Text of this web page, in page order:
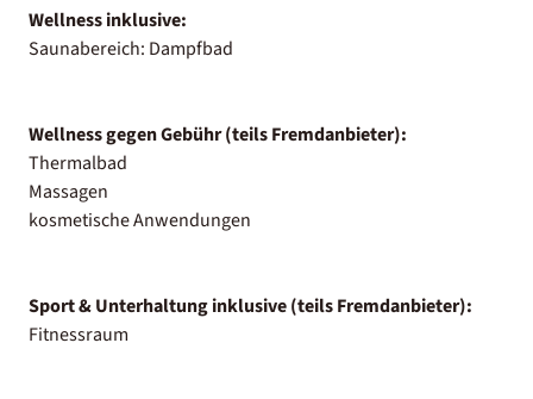
Wellness inklusive:
Saunabereich: Dampfbad
Wellness gegen Gebühr (teils Fremdanbieter):
Thermalbad
Massagen
kosmetische Anwendungen
Sport & Unterhaltung inklusive (teils Fremdanbieter):
Fitnessraum